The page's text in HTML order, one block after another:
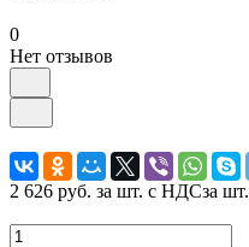
0
Нет отзывов
2 626 руб. за шт. с НДСза шт.